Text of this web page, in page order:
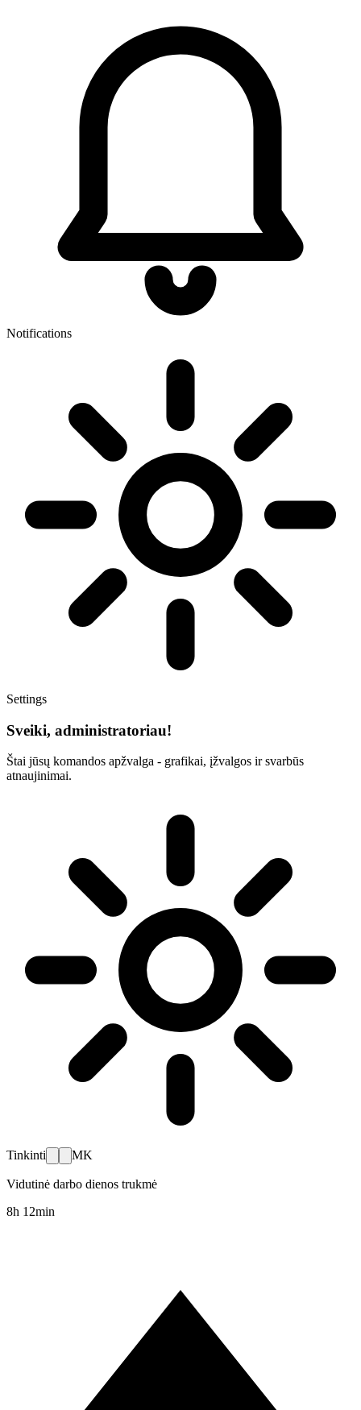
Notifications
Settings
Sveiki, administratoriau!
Štai jūsų komandos apžvalga - grafikai, įžvalgos ir svarbūs
atnaujinimai.
Tinkinti MK
Vidutinė darbo dienos trukmė
8h 12min